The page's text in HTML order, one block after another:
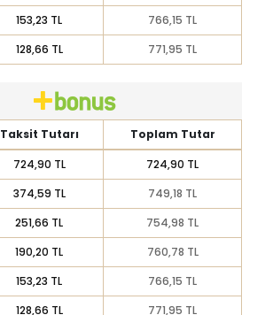
153,23 TL
766,15 TL
128,66 TL 771,95 TL
Taksit Tutarı
Toplam Tutar
724,90 TL
724,90 TL
374,59 TL
749,18 TL
251,66 TL
754,98 TL
190,20 TL
760,78 TL
153,23 TL
766,15 TL
128,66 TL 771,95 TL